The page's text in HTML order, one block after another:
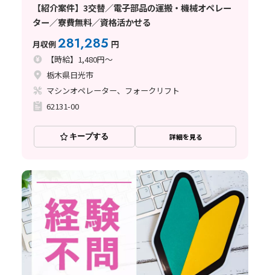
【紹介案件】3交替／電子部品の運搬・機械オペレー
ター／寮費無料／資格活かせる
月収例281,285 円
【時給】1,480円～
栃木県日光市
マシンオペレーター、フォークリフト
62131-00
キープする 詳細を見る